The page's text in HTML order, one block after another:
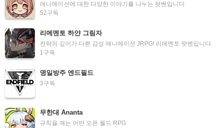
애니메이션에 대한 다양한 이야기를 나누는 팟벤입니다
52구독
리메멘토 하얀 그림자
전략의 깊이가 다른 감성 애니메이션 JRPG! 리메멘토 팟벤입니다.
1구독
명일방주 엔드필드
3구독
무한대 Ananta
규칙을 깨는 어반 오픈 월드 RPG